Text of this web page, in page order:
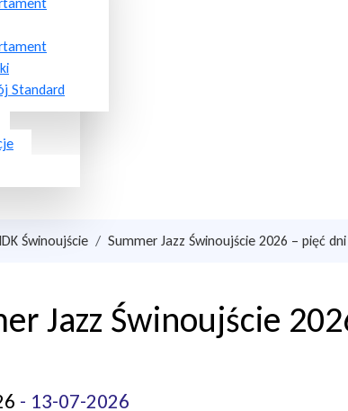
Standard
Świnoujście Summer Jazz Świnoujście 2026 – pięć
Jazz Świnoujście
- 13-07-2026